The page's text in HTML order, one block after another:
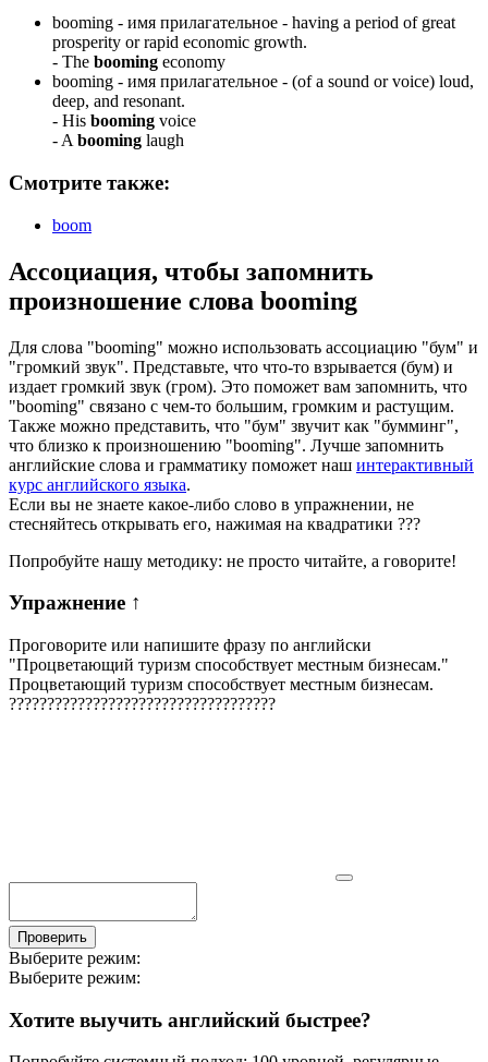
booming - имя прилагательное - having a period of great
prosperity or rapid economic growth.
- The booming economy
booming - имя прилагательное - (of a sound or voice) loud,
deep, and resonant.
- His booming voice
- A booming laugh
Смотрите также:
boom
Ассоциация, чтобы запомнить
произношение слова booming
Для слова "booming" можно использовать ассоциацию "бум" и
"громкий звук". Представьте, что что-то взрывается (бум) и
издает громкий звук (гром). Это поможет вам запомнить, что
"booming" связано с чем-то большим, громким и растущим.
Также можно представить, что "бум" звучит как "бумминг",
что близко к произношению "booming". Лучше запомнить
английские слова и грамматику поможет наш интерактивный
курс английского языка.
Если вы не знаете какое-либо слово в упражнении, не
стесняйтесь открывать его, нажимая на квадратики ???
Попробуйте нашу методику: не просто читайте, а говорите!
Упражнение ↑
Проговорите или напишите фразу по английски
"Процветающий туризм способствует местным бизнесам."
Процветающий туризм способствует местным бизнесам.
???????????????????????????????????
Проверить
Выберите режим:
Выберите режим:
Хотите выучить английский быстрее?